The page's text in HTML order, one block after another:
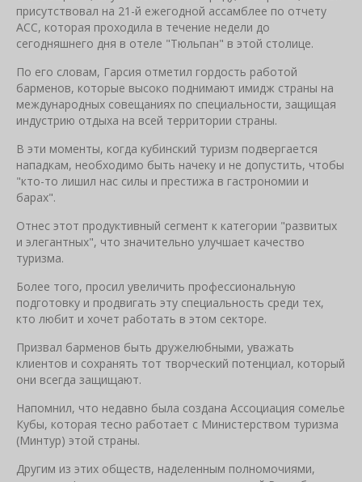
присутствовал на 21-й ежегодной ассамблее по отчету
ACC, которая проходила в течение недели до
сегодняшнего дня в отеле "Тюльпан" в этой столице.
По его словам, Гарсия отметил гордость работой
барменов, которые высоко поднимают имидж страны на
международных совещаниях по специальности, защищая
индустрию отдыха на всей территории страны.
В эти моменты, когда кубинский туризм подвергается
нападкам, необходимо быть начеку и не допустить, чтобы
"кто-то лишил нас силы и престижа в гастрономии и
барах".
Отнес этот продуктивный сегмент к категории "развитых
и элегантных", что значительно улучшает качество
туризма.
Более того, просил увеличить профессиональную
подготовку и продвигать эту специальность среди тех,
кто любит и хочет работать в этом секторе.
Призвал барменов быть дружелюбными, уважать
клиентов и сохранять тот творческий потенциал, который
они всегда защищают.
Напомнил, что недавно была создана Ассоциация сомелье
Кубы, которая тесно работает с Министерством туризма
(Минтур) этой страны.
Другим из этих обществ, наделенным полномочиями,